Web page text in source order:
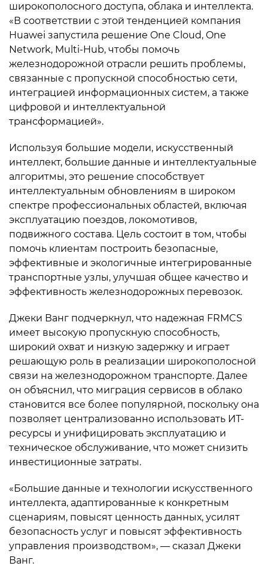
широкополосного доступа, облака и интеллекта.
«В соответствии с этой тенденцией компания
Huawei запустила решение One Cloud, One
Network, Multi-Hub, чтобы помочь
железнодорожной отрасли решить проблемы,
связанные с пропускной способностью сети,
интеграцией информационных систем, а также
цифровой и интеллектуальной
трансформацией».
Используя большие модели, искусственный
интеллект, большие данные и интеллектуальные
алгоритмы, это решение способствует
интеллектуальным обновлениям в широком
спектре профессиональных областей, включая
эксплуатацию поездов, локомотивов,
подвижного состава. Цель состоит в том, чтобы
помочь клиентам построить безопасные,
эффективные и экологичные интегрированные
транспортные узлы, улучшая общее качество и
эффективность железнодорожных перевозок.
Джеки Ванг подчеркнул, что надежная FRMCS
имеет высокую пропускную способность,
широкий охват и низкую задержку и играет
решающую роль в реализации широкополосной
связи на железнодорожном транспорте. Далее
он объяснил, что миграция сервисов в облако
становится все более популярной, поскольку она
позволяет централизованно использовать ИТ-
ресурсы и унифицировать эксплуатацию и
техническое обслуживание, что может снизить
инвестиционные затраты.
«Большие данные и технологии искусственного
интеллекта, адаптированные к конкретным
сценариям, повысят ценность данных, усилят
безопасность услуг и повысят эффективность
управления производством», — сказал Джеки
Ванг.